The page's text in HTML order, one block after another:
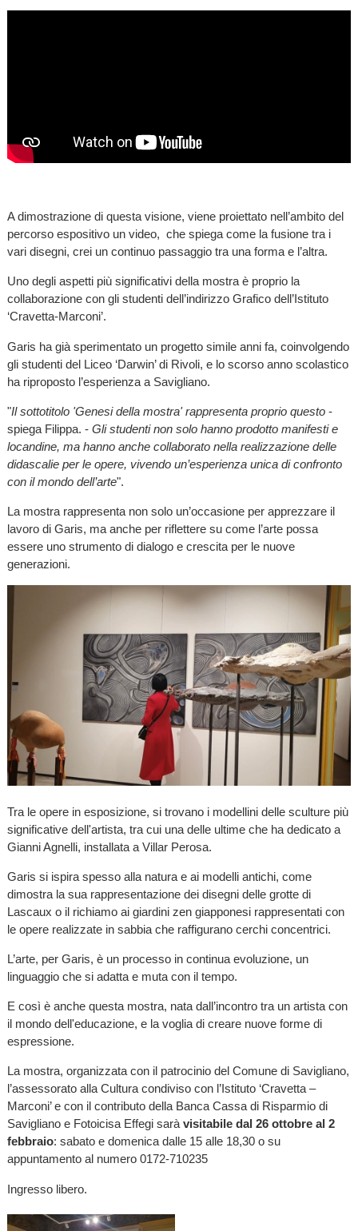
A dimostrazione di questa visione, viene proiettato nell’ambito del
percorso espositivo un video, che spiega come la fusione tra i
vari disegni, crei un continuo passaggio tra una forma e l’altra.
Uno degli aspetti più significativi della mostra è proprio la
collaborazione con gli studenti dell’indirizzo Grafico dell’Istituto
‘Cravetta-Marconi’.
Garis ha già sperimentato un progetto simile anni fa, coinvolgendo
gli studenti del Liceo ‘Darwin’ di Rivoli, e lo scorso anno scolastico
ha riproposto l’esperienza a Savigliano.
"Il sottotitolo 'Genesi della mostra' rappresenta proprio questo-
spiega Filippa. - Gli studenti non solo hanno prodotto manifesti e
locandine, ma hanno anche collaborato nella realizzazione delle
didascalie per le opere, vivendo un’esperienza unica di confronto
con il mondo dell’arte".
La mostra rappresenta non solo un’occasione per apprezzare il
lavoro di Garis, ma anche per riflettere su come l’arte possa
essere uno strumento di dialogo e crescita per le nuove
generazioni.
Tra le opere in esposizione, si trovano i modellini delle sculture più
significative dell'artista, tra cui una delle ultime che ha dedicato a
Gianni Agnelli, installata a Villar Perosa.
Garis si ispira spesso alla natura e ai modelli antichi, come
dimostra la sua rappresentazione dei disegni delle grotte di
Lascaux o il richiamo ai giardini zen giapponesi rappresentati con
le opere realizzate in sabbia che raffigurano cerchi concentrici.
L’arte, per Garis, è un processo in continua evoluzione, un
linguaggio che si adatta e muta con il tempo.
E così è anche questa mostra, nata dall’incontro tra un artista con
il mondo dell'educazione, e la voglia di creare nuove forme di
espressione.
La mostra, organizzata con il patrocinio del Comune di Savigliano,
l’assessorato alla Cultura condiviso con l’Istituto ‘Cravetta –
Marconi’ e con il contributo della Banca Cassa di Risparmio di
Savigliano e Fotoicisa Effegi saràvisitabile dal 26 ottobre al 2
febbraio: sabato e domenica dalle 15 alle 18,30 o su
appuntamento al numero 0172-710235
Ingresso libero.